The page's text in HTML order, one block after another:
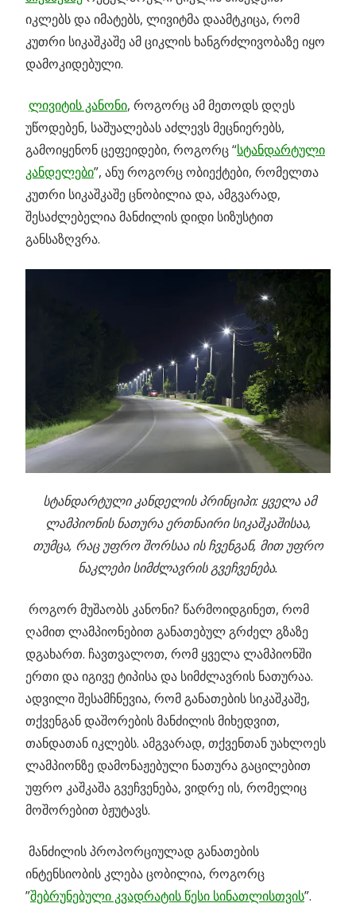
იკლებს და იმატებს, ლივიტმა დაამტკიცა, რომ
კუთრი სიკაშკაშე ამ ციკლის ხანგრძლივობაზე იყო
დამოკიდებული.
ლივიტის კანონი, როგორც ამ მეთოდს დღეს
უწოდებენ, საშუალებას აძლევს მეცნიერებს,
გამოიყენონ ცეფეიდები, როგორც “სტანდარტული
კანდელები”, ანუ როგორც ობიექტები, რომელთა
კუთრი სიკაშკაშე ცნობილია და, ამგვარად,
შესაძლებელია მანძილის დიდი სიზუსტით
განსაზღვრა.
სტანდარტული კანდელის პრინციპი: ყველა ამ
ლამპიონის ნათურა ერთნაირი სიკაშკაშისაა,
თუმცა, რაც უფრო შორსაა ის ჩვენგან, მით უფრო
ნაკლები სიმძლავრის გვეჩვენება.
როგორ მუშაობს კანონი? წარმოიდგინეთ, რომ
ღამით ლამპიონებით განათებულ გრძელ გზაზე
დგახართ. ჩავთვალოთ, რომ ყველა ლამპიონში
ერთი და იგივე ტიპისა და სიმძლავრის ნათურაა.
ადვილი შესამჩნევია, რომ განათების სიკაშკაშე,
თქვენგან დაშორების მანძილის მიხედვით,
თანდათან იკლებს. ამგვარად, თქვენთან უახლოეს
ლამპიონზე დამონაჟებული ნათურა გაცილებით
უფრო კაშკაშა გვეჩვენება, ვიდრე ის, რომელიც
მოშორებით ბჟუტავს.
მანძილის პროპორციულად განათების
ინტენსიობის კლება ცობილია, როგორც
”შებრუნებული კვადრატის წესი სინათლისთვის”.